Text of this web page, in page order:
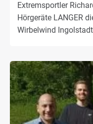
Extremsportler
Hörgeräte LANGER
Wirbelwind Ingolstadt